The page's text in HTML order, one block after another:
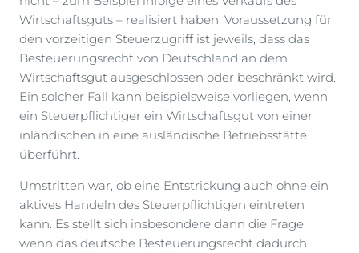
Wirtschaftsguts – realisiert haben. Voraussetzung für
den vorzeitigen Steuerzugriff ist jeweils, dass das
Besteuerungsrecht von Deutschland an dem
Wirtschaftsgut ausgeschlossen oder beschränkt wird.
Ein solcher Fall kann beispielsweise vorliegen, wenn
ein Steuerpflichtiger ein Wirtschaftsgut von einer
inländischen in eine ausländische Betriebsstätte
überführt.
Umstritten war, ob eine Entstrickung auch ohne ein
aktives Handeln des Steuerpflichtigen eintreten
kann. Es stellt sich insbesondere dann die Frage,
wenn das deutsche Besteuerungsrecht dadurch